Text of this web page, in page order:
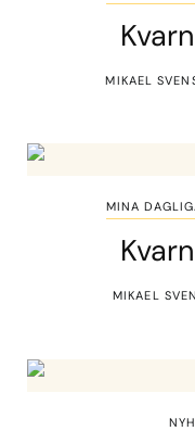
MIKAEL
MINA
MIKAEL